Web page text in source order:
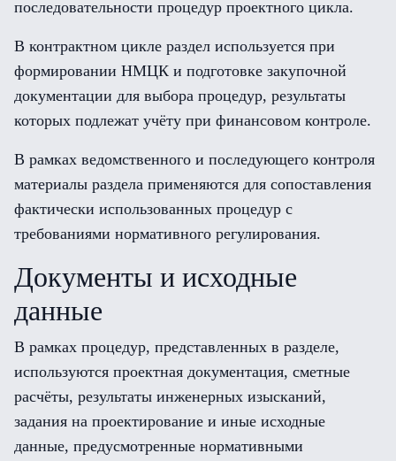
последовательности процедур проектного цикла.
В контрактном цикле раздел используется при
формировании НМЦК и подготовке закупочной
документации для выбора процедур, результаты
которых подлежат учёту при финансовом контроле.
В рамках ведомственного и последующего контроля
материалы раздела применяются для сопоставления
фактически использованных процедур с
требованиями нормативного регулирования.
Документы и исходные
данные
В рамках процедур, представленных в разделе,
используются проектная документация, сметные
расчёты, результаты инженерных изысканий,
задания на проектирование и иные исходные
данные, предусмотренные нормативными